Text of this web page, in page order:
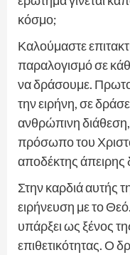
κόσμο;
Καλούμαστε
παραλογισμό σε
να δράσουμε.
την ειρήνη, σε
ανθρώπινη
πρόσωπο του
αποδέκτης
Στην καρδιά αυτής
ειρήνευση με το
υπάρξει ως ξένος
επιθετικότητας. Ο